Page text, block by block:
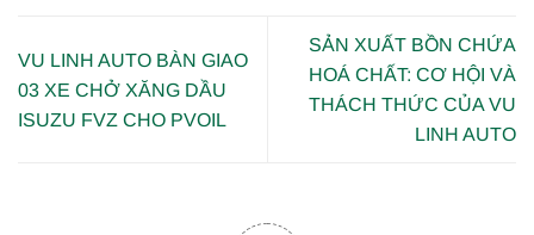
VU LINH AUTO BÀN GIAO
03 XE CHỞ XĂNG DẦU
ISUZU FVZ CHO PVOIL
SẢN XUẤT BỒN CHỨA
HOÁ CHẤT: CƠ HỘI VÀ
THÁCH THỨC CỦA VU
LINH AUTO